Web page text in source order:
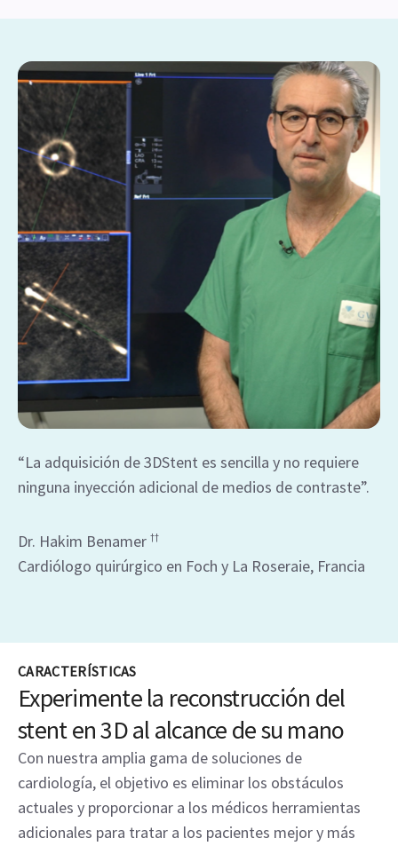
“La adquisición de 3DStent es sencilla y no requiere
ninguna inyección adicional de medios de contraste”.
Dr. Hakim Benamer ††
Cardiólogo quirúrgico en Foch y La Roseraie, Francia
CARACTERÍSTICAS
Experimente la reconstrucción del
stent en 3D al alcance de su mano
Con nuestra amplia gama de soluciones de
cardiología, el objetivo es eliminar los obstáculos
actuales y proporcionar a los médicos herramientas
adicionales para tratar a los pacientes mejor y más